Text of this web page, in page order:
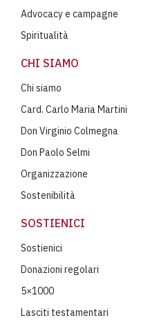
Advocacy e campagne
Spiritualità
CHI SIAMO
Chi siamo
Card. Carlo Maria Martini
Don Virginio Colmegna
Don Paolo Selmi
Organizzazione
Sostenibilità
SOSTIENICI
Sostienici
Donazioni regolari
5×1000
Lasciti testamentari